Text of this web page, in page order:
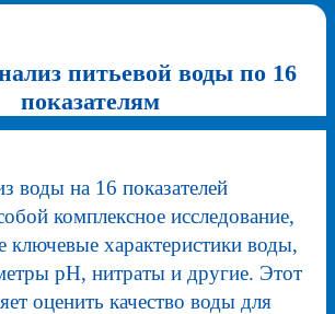
питьевой воды по 16
показателям
воды на 16 показателей
комплексное исследование,
ключевые характеристики воды,
pH, нитраты и другие. Этот
оценить качество воды для